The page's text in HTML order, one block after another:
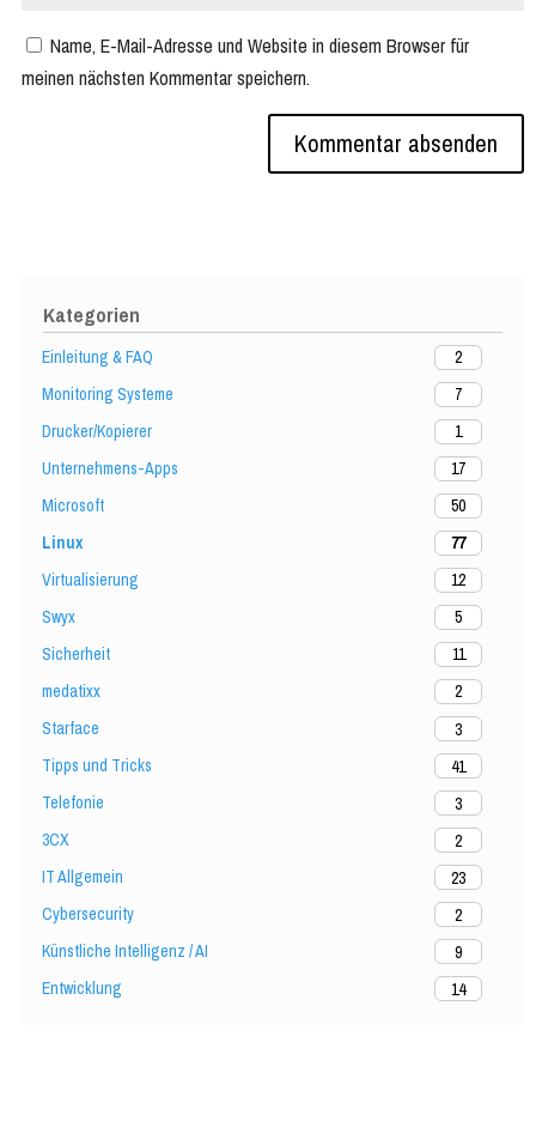
Kategorien
Einleitung & FAQ
2
Monitoring Systeme
7
Drucker/Kopierer
1
Unternehmens-Apps
17
Microsoft
50
Linux
77
Virtualisierung
12
Swyx
5
Sicherheit
11
medatixx
2
Starface
3
Tipps und Tricks
41
Telefonie
3
3CX
2
IT Allgemein
23
Cybersecurity
2
Künstliche Intelligenz / AI
9
Entwicklung
14
Name, E-Mail-Adresse und Website in diesem Browser für
meinen nächsten Kommentar speichern.